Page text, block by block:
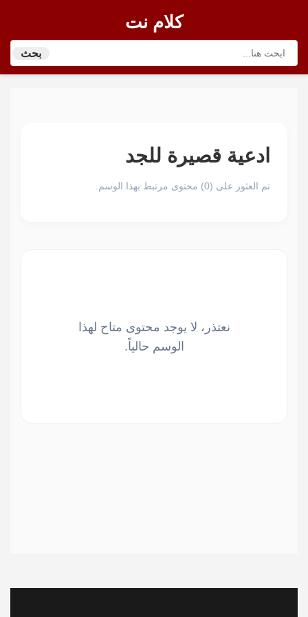
كلام نت
بحث
ادعية قصيرة للجد
تم العثور على (0) محتوى مرتبط بهذا الوسم.
نعتذر، لا يوجد محتوى متاح لهذا
الوسم حالياً.